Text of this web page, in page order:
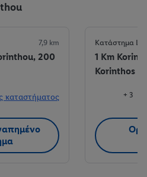
7,9 km
200
καταστήματος
Κατάστημα
1 Km
Korinthos
+ 3